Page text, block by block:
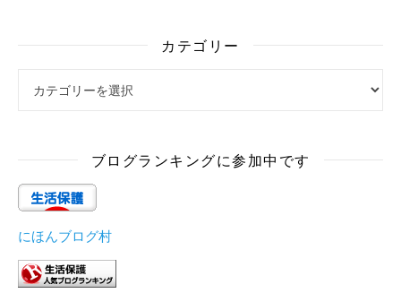
カテゴリー
ブログランキングに参加中です
にほんブログ村